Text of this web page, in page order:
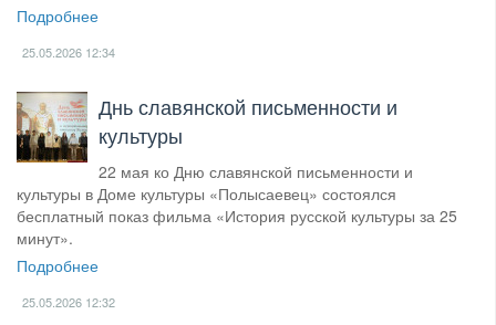
Подробнее
25.05.2026 12:34
Днь славянской письменности и
культуры
22 мая ко Дню славянской письменности и
культуры в Доме культуры «Полысаевец» состоялся
бесплатный показ фильма «История русской культуры за 25
минут».
Подробнее
25.05.2026 12:32